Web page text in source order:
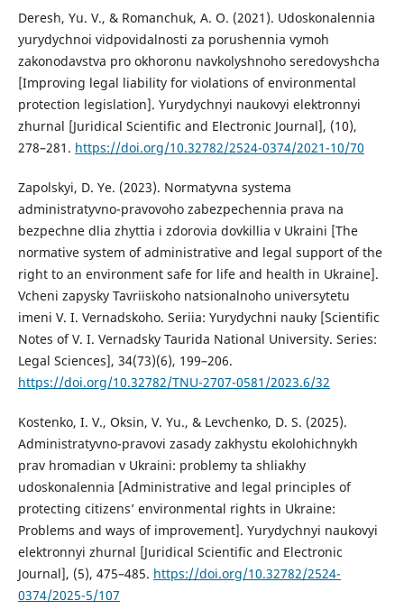
Deresh, Yu. V., & Romanchuk, A. O. (2021). Udoskonalennia
yurydychnoi vidpovidalnosti za porushennia vymoh
zakonodavstva pro okhoronu navkolyshnoho seredovyshcha
[Improving legal liability for violations of environmental
protection legislation]. Yurydychnyi naukovyi elektronnyi
zhurnal [Juridical Scientific and Electronic Journal], (10),
278–281. https://doi.org/10.32782/2524-0374/2021-10/70
Zapolskyi, D. Ye. (2023). Normatyvna systema
administratyvno-pravovoho zabezpechennia prava na
bezpechne dlia zhyttia i zdorovia dovkillia v Ukraini [The
normative system of administrative and legal support of the
right to an environment safe for life and health in Ukraine].
Vcheni zapysky Tavriiskoho natsionalnoho universytetu
imeni V. I. Vernadskoho. Seriia: Yurydychni nauky [Scientific
Notes of V. I. Vernadsky Taurida National University. Series:
Legal Sciences], 34(73)(6), 199–206.
https://doi.org/10.32782/TNU-2707-0581/2023.6/32
Kostenko, I. V., Oksin, V. Yu., & Levchenko, D. S. (2025).
Administratyvno-pravovi zasady zakhystu ekolohichnykh
prav hromadian v Ukraini: problemy ta shliakhy
udoskonalennia [Administrative and legal principles of
protecting citizens’ environmental rights in Ukraine:
Problems and ways of improvement]. Yurydychnyi naukovyi
elektronnyi zhurnal [Juridical Scientific and Electronic
Journal], (5), 475–485. https://doi.org/10.32782/2524-
0374/2025-5/107